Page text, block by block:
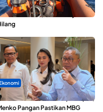
Longboat Bertabrakan di
Taliabu, Satu Nelayan
di Maluku Utara Dipercepat,
Pangan Pastikan MBG